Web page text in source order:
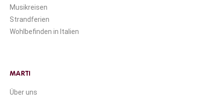
Musikreisen
Strandferien
Wohlbefinden in Italien
MARTI
Über uns